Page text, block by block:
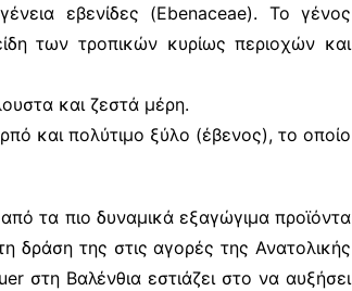
εβενίδες (Ebenaceae). To γένος
των τροπικών κυρίως περιοχών και
και ζεστά μέρη.
και πολύτιμο ξύλο (έβενος), το οποίο
τα πιο δυναμικά εξαγώγιμα προϊόντα
δράση της στις αγορές της Ανατολικής
στη Βαλένθια εστιάζει στο να αυξήσει